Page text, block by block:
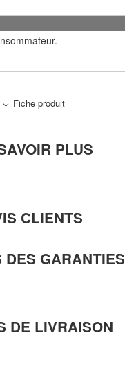
Fiche produit
PLUS
CLIENTS
DES GARANTIES
DE LIVRAISON